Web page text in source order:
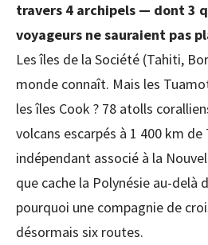
travers 4 archipels — dont 3
voyageurs ne sauraient pas
Les îles de la Société (Tahiti,
monde connaît. Mais les
les îles Cook ? 78 atolls
volcans escarpés à 1 400 km de
indépendant associé à la
que cache la Polynésie au-delà
pourquoi une compagnie de
désormais six routes.